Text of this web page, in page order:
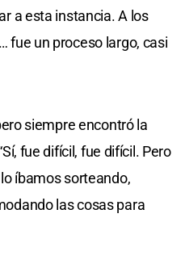
a esta instancia. A los
fue un proceso largo, casi
siempre encontró la
fue difícil, fue difícil. Pero
íbamos sorteando,
las cosas para